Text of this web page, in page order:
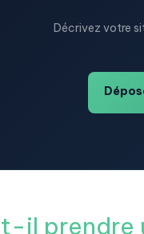
Décrivez votre
il prendre